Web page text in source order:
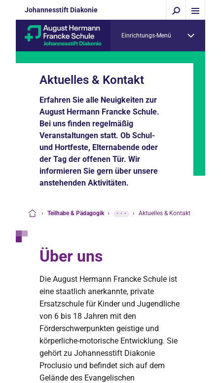
Johannesstift Diakonie
Einrichtungs-Menü
Aktuelles & Kontakt
Erfahren Sie alle Neuigkeiten zur
August Hermann Francke Schule.
Bei uns finden regelmäßig
Veranstaltungen statt. Ob Schul-
und Hortfeste, Elternabende oder
der Tag der offenen Tür. Wir
informieren Sie gern über unsere
anstehenden Aktivitäten.
› Teilhabe & Pädagogik › ··· › Aktuelles & Kontakt
Über uns
Die August Hermann Francke Schule ist
eine staatlich anerkannte, private
Ersatzschule für Kinder und Jugendliche
von 6 bis 18 Jahren mit den
Förderschwerpunkten geistige und
körperliche-motorische Entwicklung. Sie
gehört zu Johannesstift Diakonie
Proclusio und befindet sich auf dem
Gelände des Evangelischen